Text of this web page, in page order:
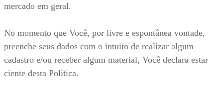
mercado em geral.
No momento que Você, por livre e espontânea vontade,
preenche seus dados com o intuito de realizar algum
cadastro e/ou receber algum material, Você declara estar
ciente desta Política.